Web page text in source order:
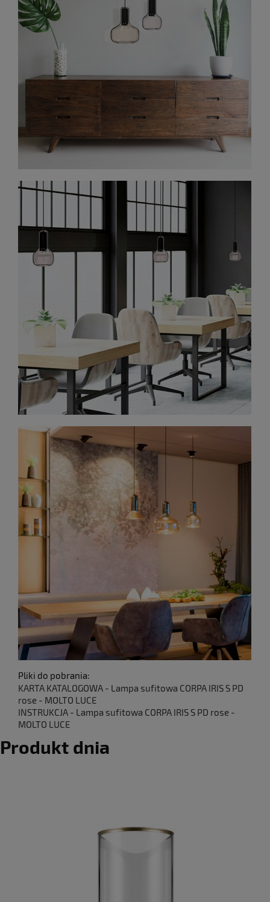
Pliki do pobrania:
KARTA KATALOGOWA - Lampa sufitowa CORPA IRIS S PD
rose - MOLTO LUCE
INSTRUKCJA - Lampa sufitowa CORPA IRIS S PD rose -
MOLTO LUCE
Produkt dnia